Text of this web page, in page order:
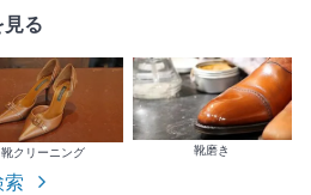
見る
靴クリーニング 靴磨き
索